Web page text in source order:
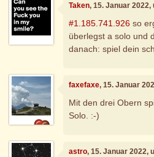
Taken, 15. Januar 2022,
#1.185.741.926 so
überlegst a solo und
danach: spiel dein
faxefaxe, 15. Januar
Mit den drei Obern
Solo. :-)
astro, 15. Januar 2022,